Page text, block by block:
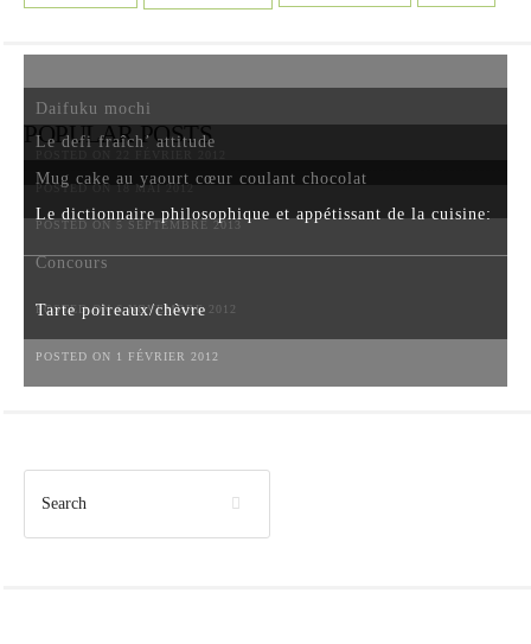
POPULAR POSTS
Daifuku mochi
Le defi fraîch’ attitude
POSTED ON 18 MAI 2012
Mug cake au yaourt cœur coulant chocolat
POSTED ON 5 SEPTEMBRE 2013
Le dictionnaire philosophique et appétissant de la cuisine:
Concours
POSTED ON 6 NOVEMBRE 2012
Tarte poireaux/chèvre
POSTED ON 1 FÉVRIER 2012